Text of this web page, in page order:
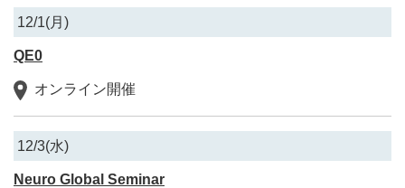
12/1(月)
QE0
オンライン開催
12/3(水)
Neuro Global Seminar